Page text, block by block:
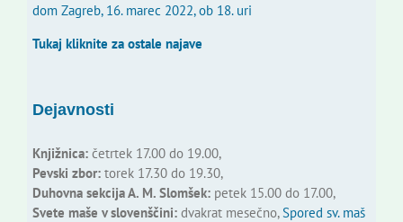
dom Zagreb, 16. marec 2022, ob 18. uri
Tukaj kliknite za ostale najave
Dejavnosti
Knjižnica:četrtek 17.00 do 19.00,
Pevski zbor:torek 17.30 do 19.30,
Duhovna sekcija A. M. Slomšek:petek 15.00 do 17.00,
Svete maše v slovenščini:dvakrat mesečno,Spored sv. maš